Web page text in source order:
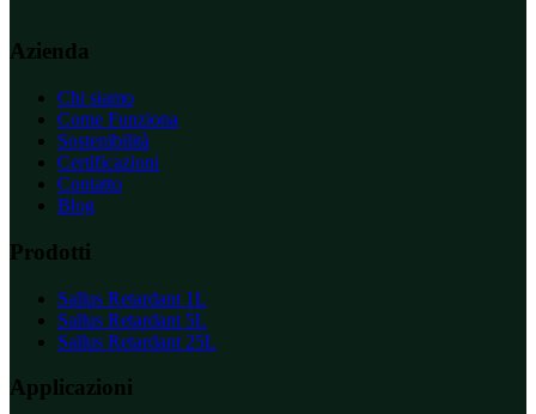
Azienda
Chi siamo
Come Funziona
Sostenibilità
Certificazioni
Contatto
Blog
Prodotti
Sallus Retardant 1L
Sallus Retardant 5L
Sallus Retardant 25L
Applicazioni